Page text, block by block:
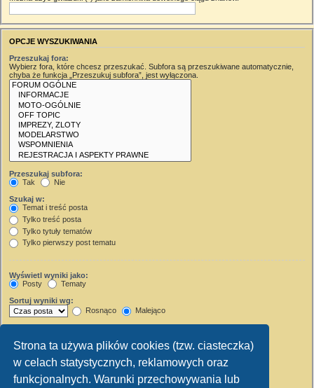
Strona ta używa plików cookies (tzw. ciasteczka)
w celach statystycznych, reklamowych oraz
funkcjonalnych. Warunki przechowywania lub
OPCJE WYSZUKIWANIA
Przeszukaj fora:
Wybierz fora, które chcesz przeszukać. Subfora są przeszukiwane automatycznie,
chyba że funkcja „Przeszukuj subfora”, jest wyłączona.
Przeszukaj subfora:
Tak
Nie
Szukaj w:
Temat i treść posta
Tylko treść posta
Tylko tytuły tematów
Tylko pierwszy post tematu
Wyświetl wyniki jako:
Posty
Tematy
Sortuj wyniki wg:
Rosnąco
Malejąco
Wyświetl pierwsze:
Ustaw 0, aby wyświetlić cały post.
znaków w poście